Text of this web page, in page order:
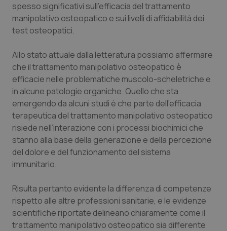
spesso significativi sull’efficacia del trattamento
manipolativo osteopatico e sui livelli di affidabilità dei
test osteopatici.
Allo stato attuale dalla letteratura possiamo affermare
che il trattamento manipolativo osteopatico è
efficacie nelle problematiche muscolo-scheletriche e
in alcune patologie organiche. Quello che sta
emergendo da alcuni studi è che parte dell’efficacia
terapeutica del trattamento manipolativo osteopatico
risiede nell’interazione con i processi biochimici che
stanno alla base della generazione e della percezione
del dolore e del funzionamento del sistema
immunitario.
Risulta pertanto evidente la differenza di competenze
rispetto alle altre professioni sanitarie, e le evidenze
scientifiche riportate delineano chiaramente come il
trattamento manipolativo osteopatico sia differente